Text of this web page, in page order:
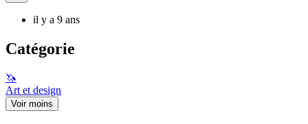
il y a 9 ans
Catégorie
🦄
Art et design
Voir moins